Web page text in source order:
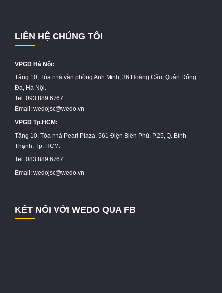
LIÊN HỆ CHÚNG TÔI
VPGD Hà Nội:
Tầng 10, Tòa nhà văn phòng Anh Minh, 36 Hoàng Cầu, Quận Đống
Đa, Hà Nội.
Tel: 093 889 6767
Email: wedojsc@wedo.vn
VPGD Tp.HCM:
Tầng 10, Tòa nhà Pearl Plaza, 561 Điện Biên Phủ, P.25, Q. Bình
Thạnh, Tp. HCM.
Tel: 083 889 6767
Email: wedojsc@wedo.vn
KẾT NỐI VỚI WEDO QUA FB